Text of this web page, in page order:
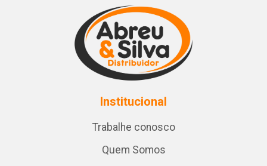
Institucional
Trabalhe conosco
Quem Somos